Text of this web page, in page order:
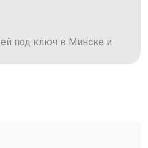
под ключ в Минске и